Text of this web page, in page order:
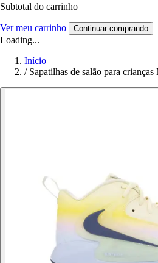
Subtotal do carrinho
Ver meu carrinho Continuar comprando
Loading...
Início
/ Sapatilhas de salão para